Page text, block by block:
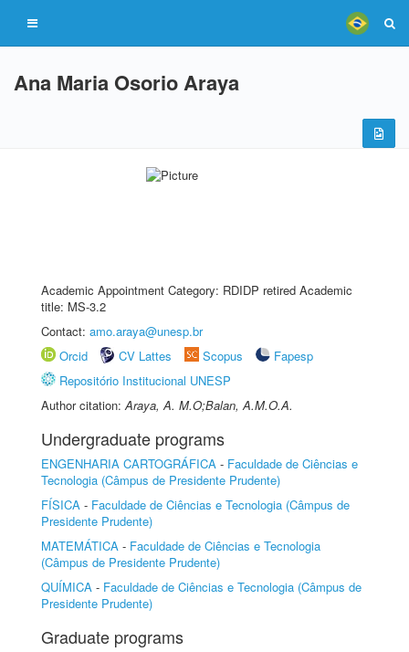
Ana Maria Osorio Araya
Academic Appointment Category: RDIDP retired Academic
title: MS-3.2
Contact: amo.araya@unesp.br
Orcid
CV Lattes Scopus
Fapesp
Repositório Institucional UNESP
Author citation:Araya, A. M.O;Balan, A.M.O.A.
Undergraduate programs
ENGENHARIA CARTOGRÁFICA - Faculdade de Ciências e
Tecnologia (Câmpus de Presidente Prudente)
FÍSICA - Faculdade de Ciências e Tecnologia (Câmpus de
Presidente Prudente)
MATEMÁTICA - Faculdade de Ciências e Tecnologia
(Câmpus de Presidente Prudente)
QUÍMICA - Faculdade de Ciências e Tecnologia (Câmpus de
Presidente Prudente)
Graduate programs